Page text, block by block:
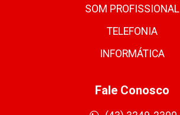
SOM PROFISSIONAL
TELEFONIA
INFORMÁTICA
Fale Conosco